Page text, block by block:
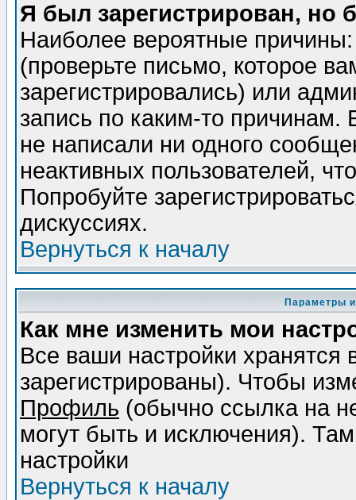
Я был зарегистрирован, но
Наиболее вероятные
(проверьте письмо, которое
зарегистрировались) или
запись по каким-то
не написали ни одного
неактивных пользователей,
Попробуйте
дискуссиях.
Вернуться к началу
Параметры
Как мне изменить мои
Все ваши настройки
зарегистрированы). Чтобы
Профиль (обычно ссылка на
могут быть и исключения).
настройки
Вернуться к началу